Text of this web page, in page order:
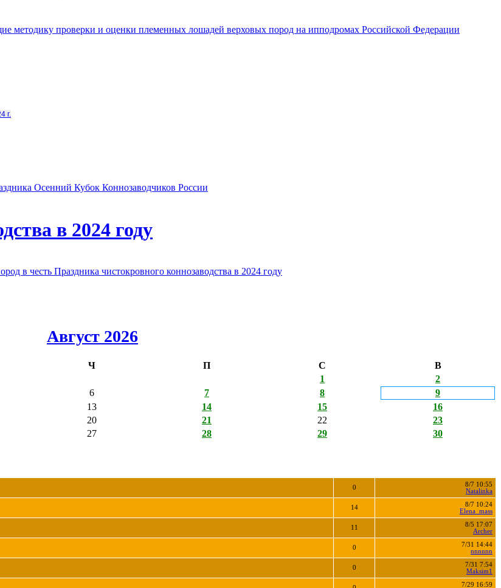
методику проверки и оценки племенных лошадей верховых пород на ипподромах Российской Федерации
г.
Осенний Кубок Коннозаводчиков России
в 2024 году
честь Праздника чистокровного коннозаводства в 2024 году
Август 2026
Ч П С
В
1
2
6 7 8
9
13 14 15
16
20 21 22
23
27 28 29
30
0
8/7 10:55
Natalinka
14
8/7 10:24
Elena_mass
11
8/5 17:07
Archer
0
7/31 14:44
nnnnnn
0
7/31 7:54
Maksim1
7/29 16:59